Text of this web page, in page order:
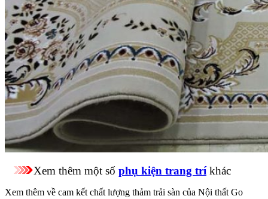
Xem thêm một số phụ kiện trang tríkhác
Xem thêm về cam kết chất lượng thảm trải sàn của Nội thất Go